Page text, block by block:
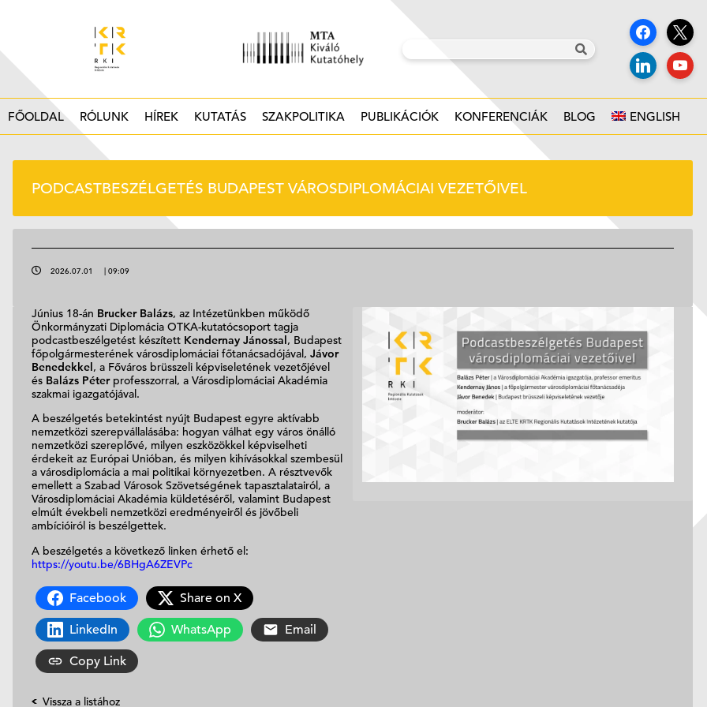
FŐOLDAL RÓLUNK HÍREK KUTATÁS SZAKPOLITIKA PUBLIKÁCIÓK KONFERENCIÁK BLOG ENGLISH
PODCASTBESZÉLGETÉS BUDAPEST VÁROSDIPLOMÁCIAI VEZETŐIVEL
2026.07.01 | 09:09
Június 18-án Brucker Balázs, az Intézetünkben működő
Önkormányzati Diplomácia OTKA-kutatócsoport tagja
podcastbeszélgetést készített Kendernay Jánossal, Budapest
főpolgármesterének városdiplomáciai főtanácsadójával, Jávor
Benedekkel, a Főváros brüsszeli képviseletének vezetőjével
és Balázs Péterprofesszorral, a Városdiplomáciai Akadémia
szakmai igazgatójával.
A beszélgetés betekintést nyújt Budapest egyre aktívabb
nemzetközi szerepvállalásába: hogyan válhat egy város önálló
nemzetközi szereplővé, milyen eszközökkel képviselheti
érdekeit az Európai Unióban, és milyen kihívásokkal szembesül
a városdiplomácia a mai politikai környezetben. A résztvevők
emellett a Szabad Városok Szövetségének tapasztalatairól, a
Városdiplomáciai Akadémia küldetéséről, valamint Budapest
elmúlt évekbeli nemzetközi eredményeiről és jövőbeli
ambícióiról is beszélgettek.
A beszélgetés a következő linken érhető el:
https://youtu.be/6BHgA6ZEVPc
Facebook
Share on X
LinkedIn
WhatsApp
Email
Copy Link
Vissza a listához